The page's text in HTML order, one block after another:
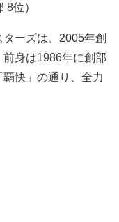
位）
ーズは、2005年創
身は1986年に創部
快」の通り、全力